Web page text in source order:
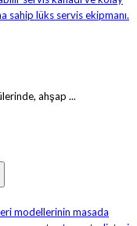
ahşap ...